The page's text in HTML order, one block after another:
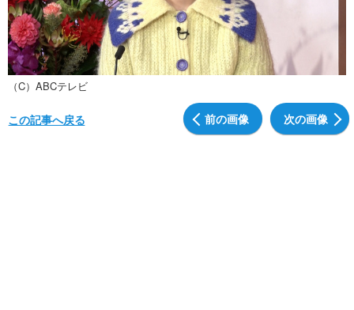
（C）ABCテレビ
前の画像 次の画像
この記事へ戻る